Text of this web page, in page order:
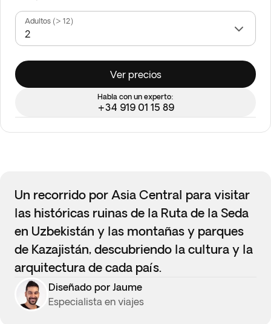
Adultos (> 12)
Ver precios
Habla con un experto:
+34 919 01 15 89
Un recorrido por Asia Central para visitar
las históricas ruinas de la Ruta de la Seda
en Uzbekistán y las montañas y parques
de Kazajistán, descubriendo la cultura y la
arquitectura de cada país.
Diseñado por Jaume
Especialista en viajes